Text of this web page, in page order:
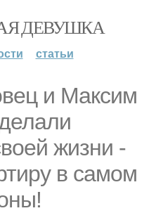
ДЕВУШКА
статьи
и Максим
жизни -
в самом